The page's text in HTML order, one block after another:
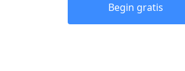
Begin gratis